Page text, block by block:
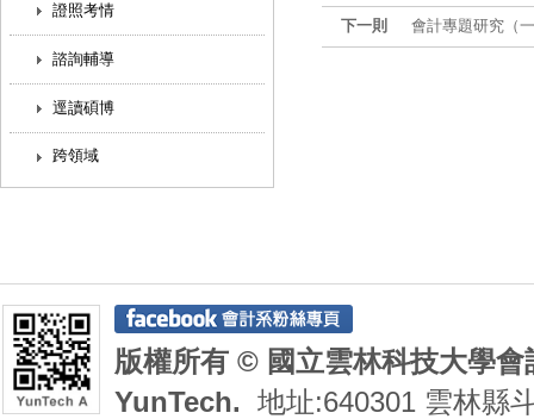
證照考情
諮詢輔導
逕讀碩博
跨領域
下一則 會計專題研究（
版權所有 © 國立雲林科技大學
YunTech. 地址:640301 雲林縣